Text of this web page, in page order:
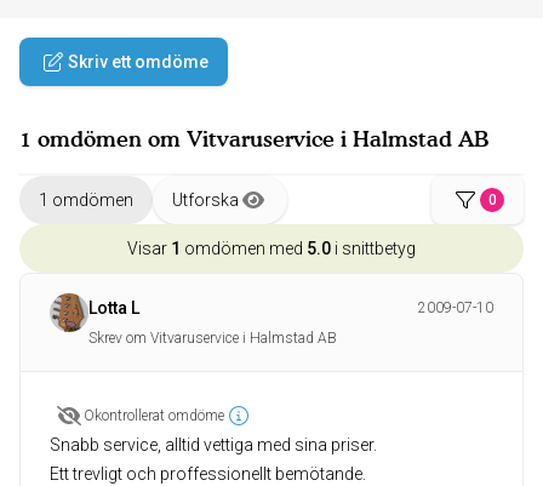
Skriv ett omdöme
1 omdömen om Vitvaruservice i Halmstad AB
1 omdömen Utforska 0
Visar 1 omdömen med 5.0 i snittbetyg
Lotta L
2009-07-10
Skrev om Vitvaruservice i Halmstad AB
Okontrollerat omdöme
Snabb service, alltid vettiga med sina priser.
Ett trevligt och proffessionellt bemötande.